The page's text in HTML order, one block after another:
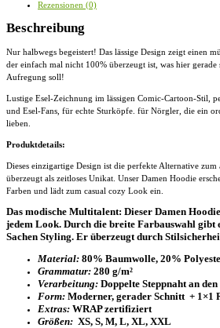
Menge
Rezensionen (0)
Beschreibung
Nur halbwegs begeistert! Das lässige Design zeigt einen
der einfach mal nicht 100% überzeugt ist, was hier gerade
Aufregung soll!
Lustige Esel-Zeichnung im lässigen Comic-Cartoon-Stil,
und Esel-Fans, für echte Sturköpfe. für Nörgler, die ein
lieben.
Produktdetails:
Dieses einzigartige Design ist die perfekte Alternative
überzeugt als zeitloses Unikat. Unser Damen Hoodie
Farben und lädt zum casual cozy Look ein.
Das modische Multitalent: Dieser Damen
jedem Look. Durch die breite Farbauswahl
Sachen Styling. Er überzeugt durch
Material: 80% Baumwolle, 20%
Grammatur: 280 g/m²
Verarbeitung: Doppelte Steppnaht an den
Form: Moderner, gerader Schnitt + 1×1
Extras: WRAP zertifiziert
Größen: XS, S, M, L, XL, XXL